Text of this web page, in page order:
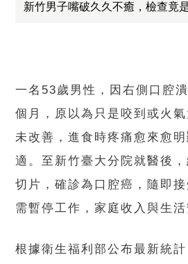
新竹男子嘴破久久不癒，檢查竟
一名53歲男性，因右側口腔
個月，原以為只是咬到或火
未改善，進食時疼痛愈來愈
適。至新竹臺大分院就醫後
切片，確診為口腔癌，隨即
需暫停工作，家庭收入與生活
根據衛生福利部公布最新統